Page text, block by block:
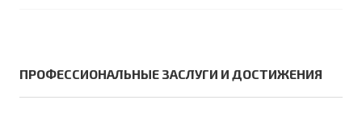
ПРОФЕССИОНАЛЬНЫЕ ЗАСЛУГИ И ДОСТИЖЕНИЯ